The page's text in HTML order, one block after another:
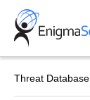
Skip
content
Threat Database